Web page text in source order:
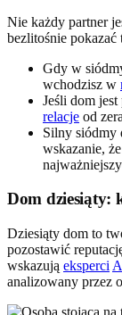
Nie każdy partner
bezlitośnie
Gdy w
wchodzisz w
Jeśli dom
relacje od
Silny siódmy
wskazanie, że
Dom dziesiąty:
Dziesiąty dom to
pozostawić
wskazują eksperci
analizowany przez